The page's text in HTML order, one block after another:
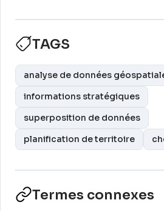
TAGS
analyse de données
informations stratégiques
superposition de données
planification de territoire
Termes connexes